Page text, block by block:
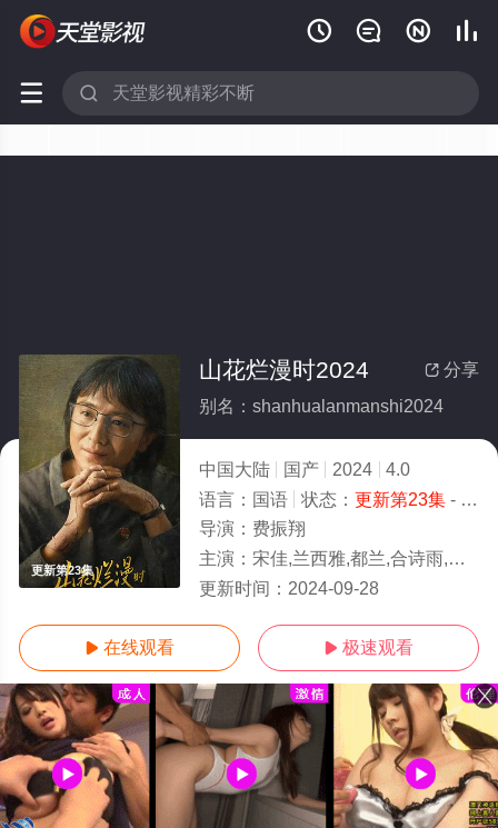
   
 
更新第23集
 分享
山花烂漫时2024
别名：shanhualanmanshi2024
中国大陆 国产 2024
4.0
语言： 国语 状态： 更新第23集- 免费在线观看
导演： 费振翔
主演： 宋佳,兰西雅,都兰,合诗雨,杨颜嘉,聂远,张月,翟子路,黄米依,曹曦文,张天阳,姜超,郭涛,保剑锋,童蕾,李昀锐,
更新时间： 2024-09-28
 在线观看  极速观看